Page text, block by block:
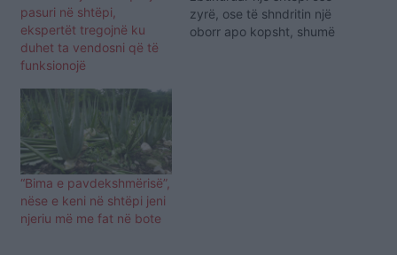
pasuri në shtëpi,
ekspertët tregojnë ku
duhet ta vendosni që të
funksionojë
zyrë, ose të shndritin një
oborr apo kopsht, shumë
“Bima e pavdekshmërisë”,
nëse e keni në shtëpi jeni
njeriu më me fat në bote